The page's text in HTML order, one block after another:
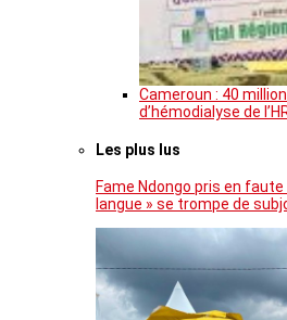
Cameroun : 40
d’hémodialyse de
Les plus lus
Fame Ndongo pris en
langue » se trompe de